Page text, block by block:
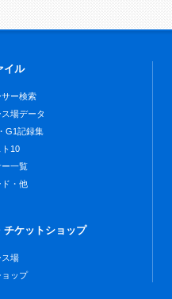
イル
ー検索
場データ
G1記録集
10
一覧
ド・他
チケットショップ
ス場
ップ